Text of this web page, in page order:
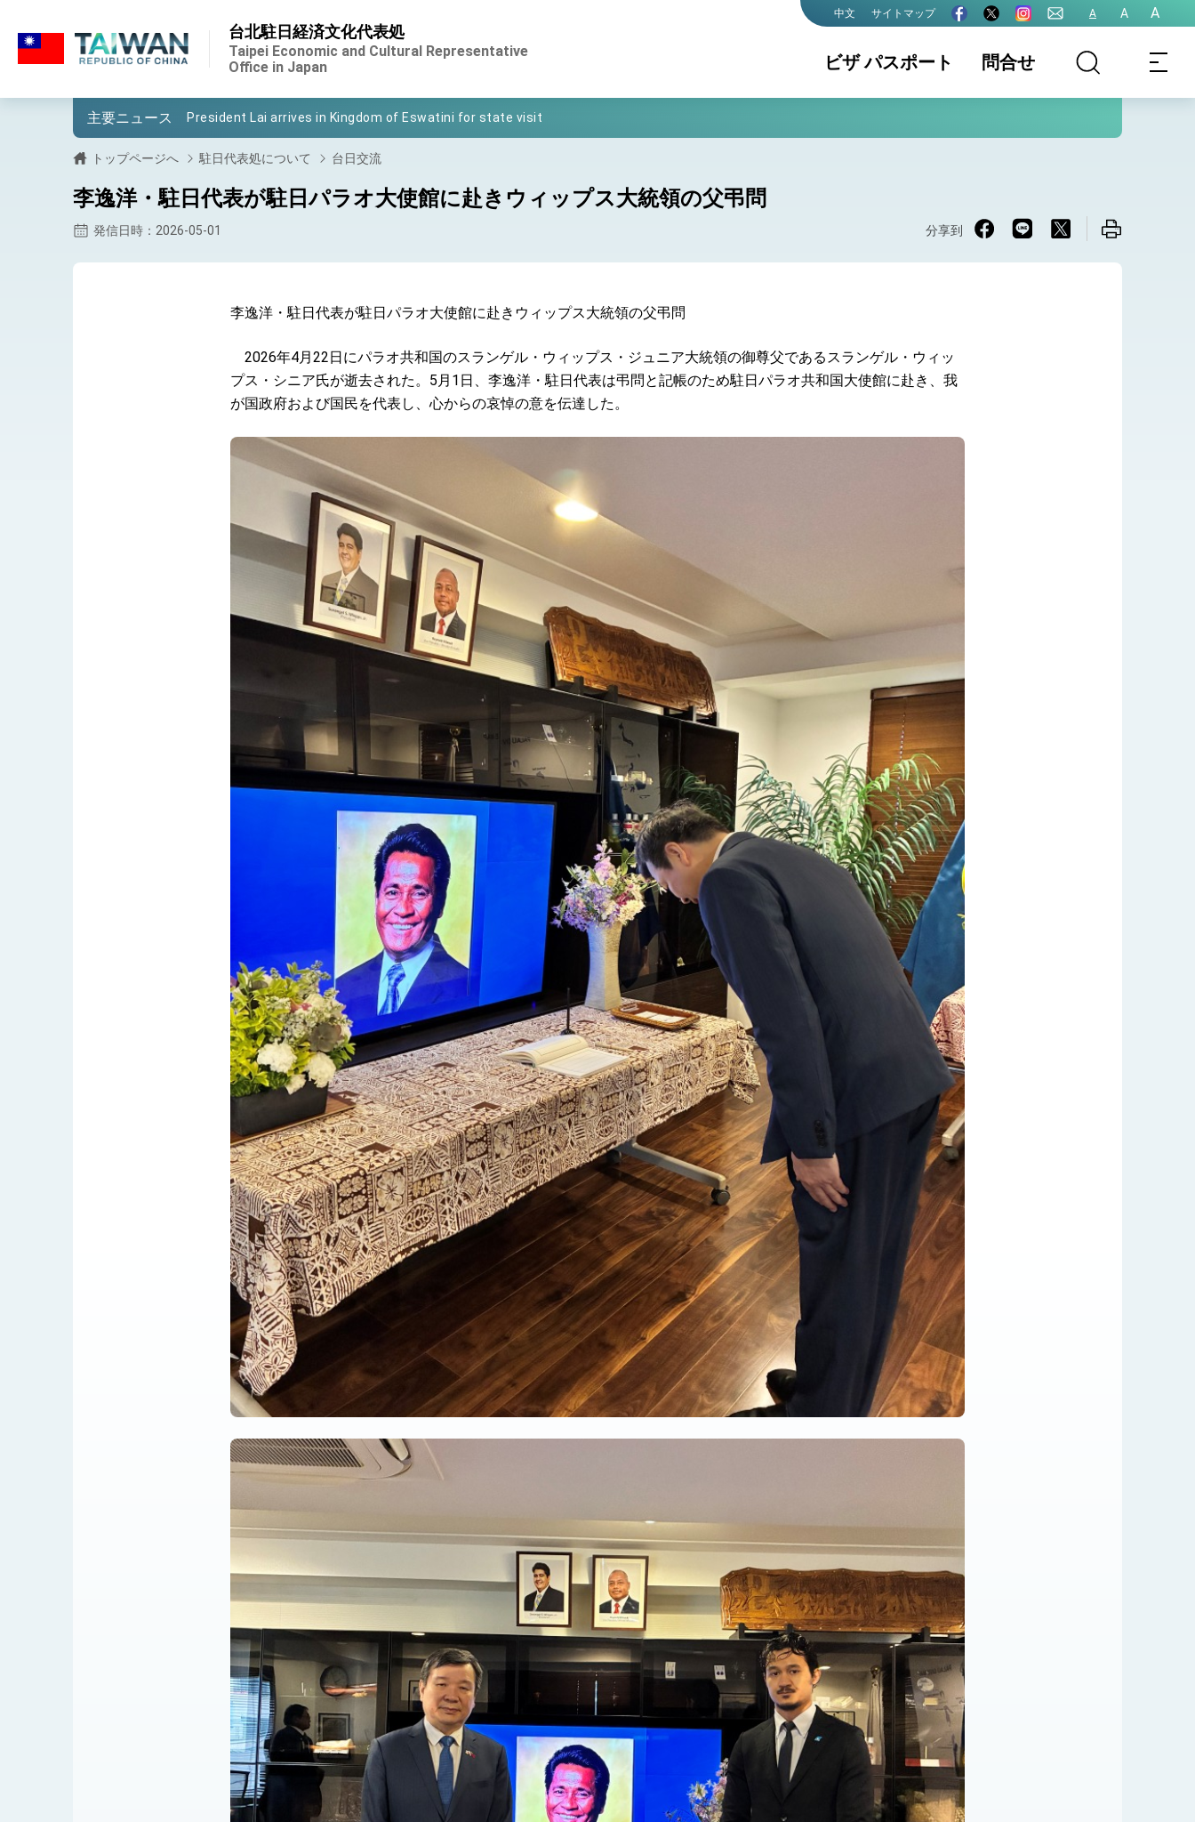
中文 サイトマップ A A A
台北駐日経済文化代表処
Taipei Economic and Cultural Representative
Office in Japan
ビザ パスポート
最新情報 領事部業務内容 ビザ (VISA)
結婚・離婚
申請書ダウンロ
パスポート、ビ
問合せ
主要ニュース
Important Remarks of the Ministry of Foreign Affairs
President Lai arrives in Kingdom of Eswatini for state visit
VP Hsiao addresses 41st Space Symposium
Taiwan’s economic growth is a priority for President Lai
President Lai’s remarks for Lunar New Year
President Lai interviewed by AFP
President Lai meets US delegation led by Senator Ruben Gallego
MOFA, MODA team up to promote integrated diplomacy
EY details tariff negotiations with U.S.
FM Lin hosts ABAC representatives
MOFA poll shows widespread support for government diplomacy approach
President Lai delivers 2026 New Year’s Address
Presidential Office thanks US President Trump for signing Taiwan Assurance Implementation Act
President Lai delivers 2025 National Day Address
Presidential Inauguration Speech
Important Remarks of the Ministry of Foreign Affairs
Taiwan government to open office in Arizona, advancing Taiwan-US exchanges and cooperation
トップページへ 駐日代表処について 台日交流
李逸洋・駐日代表が駐日パラオ大使館に赴きウィップス大統領の父弔問
発信日時：2026-05-01 分享到
李逸洋・駐日代表が駐日パラオ大使館に赴きウィップス大統領の父弔問
2026年4月22日にパラオ共和国のスランゲル・ウィップス・ジュニア大統領の御尊父であるスランゲル・ウィッ
プス・シニア氏が逝去された。5月1日、李逸洋・駐日代表は弔問と記帳のため駐日パラオ共和国大使館に赴き、我
が国政府および国民を代表し、心からの哀悼の意を伝達した。